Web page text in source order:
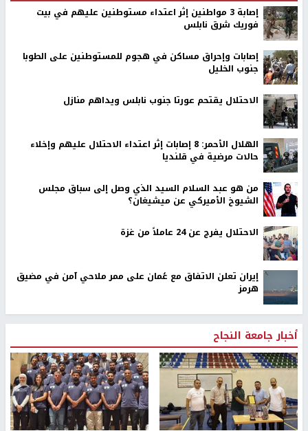
إصابة 3 مواطنين إثر اعتداء مستوطنين عليهم في بيت
فوريك شرق نابلس
إصابات وإحراق مساكن في هجوم للمستوطنين على الطوبا
جنوب الخليل
الاحتلال يقتحم عورتا جنوب نابلس ويداهم منازل
الهلال الأحمر: 8 إصابات إثر اعتداء الاحتلال عليهم وإخلاء
حالات مرضية في قلنديا
من هو عبد السلام السيد الذي وصل إلى سباق مجلس
الشيوخ الأميركي عن ميشيغان؟
الاحتلال يفرج عن 24 عاملاً من غزة
إيران تعلن الاتفاق مع عُمان على ممر ملاحي آمن في مضيق
هرمز
أخبار جامعة النجاح